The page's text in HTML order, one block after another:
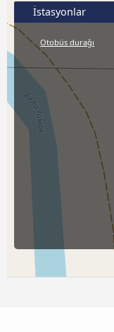
İstasyonlar
Otobüs durağı